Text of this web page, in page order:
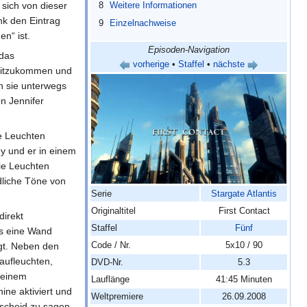
8
Weitere Informationen
9
Einzelnachweise
Episoden-Navigation
vorherige • Staffel • nächste
Serie
Stargate Atlantis
Originaltitel
First Contact
Staffel
Fünf
Code / Nr.
5x10 / 90
DVD-Nr.
5.3
Lauflänge
41:45 Minuten
Weltpremiere
26.09.2008
von dieser
den Eintrag
ist.
und
sie unterwegs
Jennifer
Leuchten
und er in einem
Leuchten
Töne von
eine Wand
Neben den
aktiviert und